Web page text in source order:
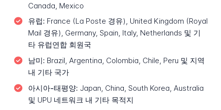
Canada, Mexico
유럽: France (La Poste 경유), United Kingdom (Royal
Mail 경유), Germany, Spain, Italy, Netherlands 및 기
타 유럽연합 회원국
남미: Brazil, Argentina, Colombia, Chile, Peru 및 지역
내 기타 국가
아시아-태평양: Japan, China, South Korea, Australia
및 UPU 네트워크 내 기타 목적지